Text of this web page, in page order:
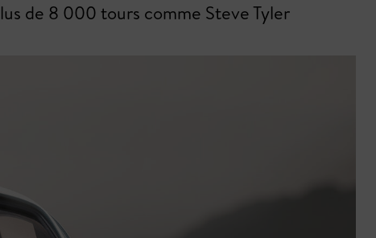
de 8 000 tours comme Steve Tyler